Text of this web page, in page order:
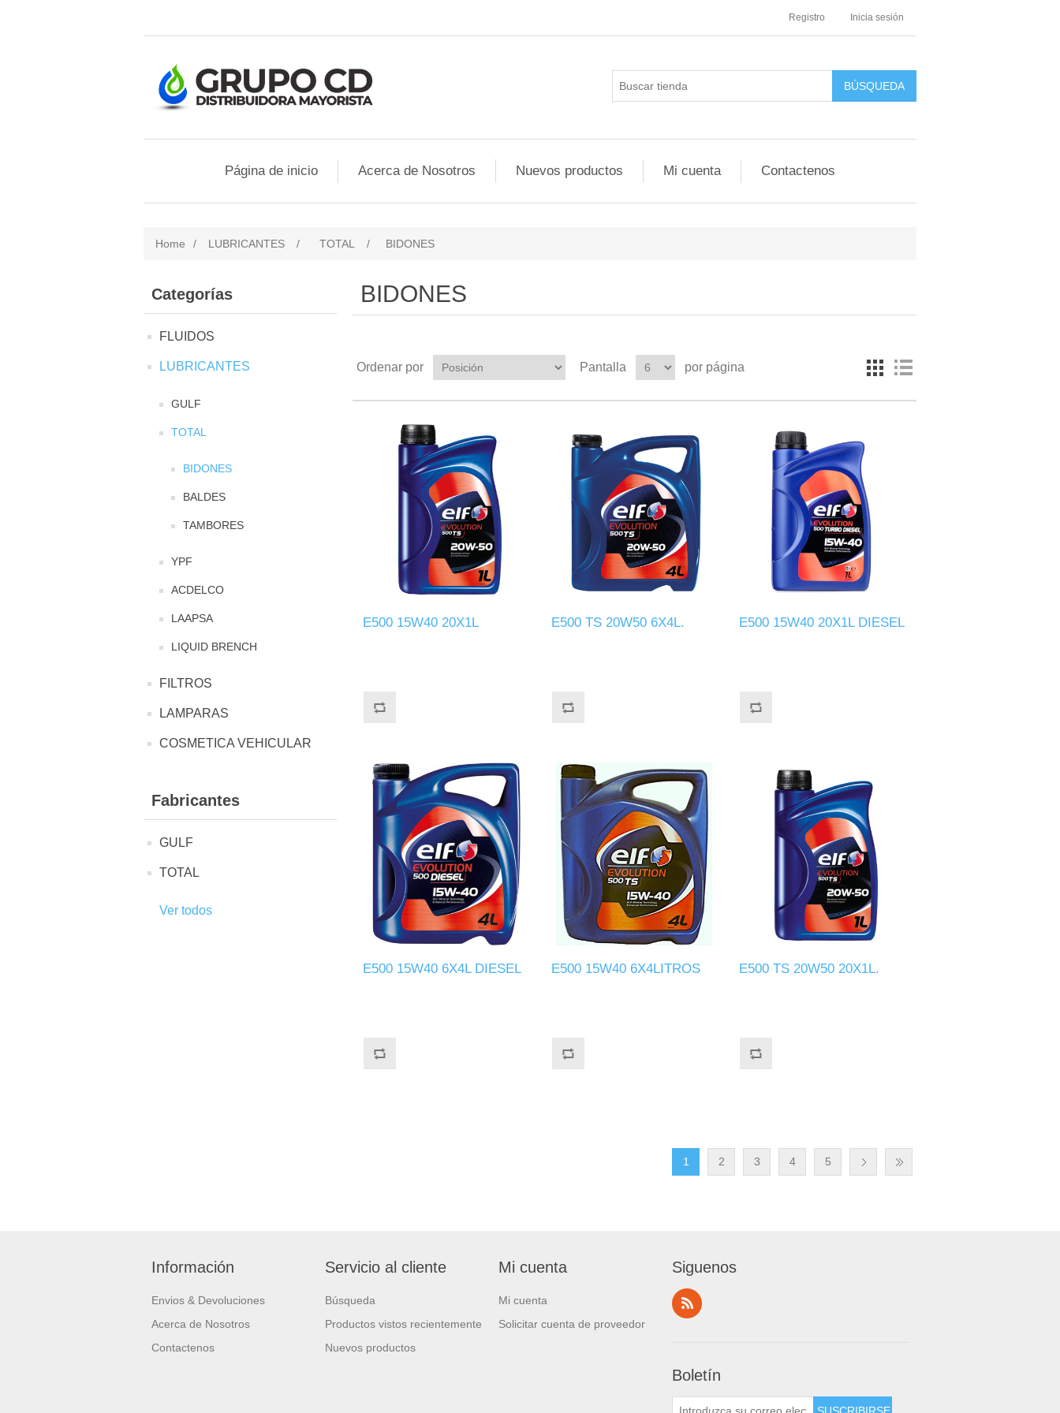
Registro Inicia sesión
Página de inicio Acerca de Nosotros Nuevos productos Mi cuenta Contactenos
Home / LUBRICANTES / TOTAL / BIDONES
Categorías
FLUIDOS
LUBRICANTES
GULF
TOTAL
BIDONES
BALDES
TAMBORES
YPF
ACDELCO
LAAPSA
LIQUID BRENCH
FILTROS
LAMPARAS
COSMETICA VEHICULAR
Fabricantes
GULF
TOTAL
Ver todos
BIDONES
Ordenar por Pantalla por página
E500 15W40 20X1L E500 TS 20W50 6X4L. E500 15W40 20X1L DIESEL
E500 15W40 6X4L DIESEL E500 15W40 6X4LITROS E500 TS 20W50 20X1L.
1 2 3 4 5
Información
Envios & Devoluciones
Acerca de Nosotros
Contactenos
Servicio al cliente
Búsqueda
Productos vistos recientemente
Nuevos productos
Mi cuenta
Mi cuenta
Solicitar cuenta de proveedor
Siguenos
Boletín